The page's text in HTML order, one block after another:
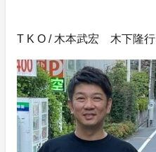
T K O / 木本武宏 木下隆行